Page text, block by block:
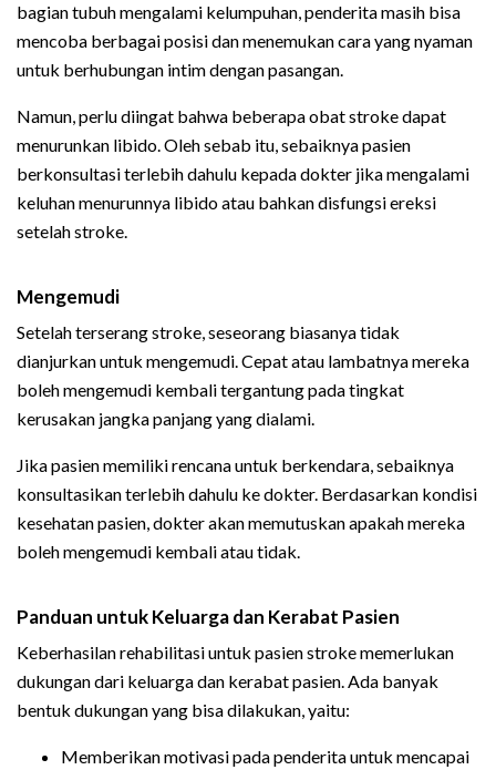
bagian tubuh mengalami kelumpuhan, penderita masih bisa
mencoba berbagai posisi dan menemukan cara yang nyaman
untuk berhubungan intim dengan pasangan.
Namun, perlu diingat bahwa beberapa obat stroke dapat
menurunkan libido. Oleh sebab itu, sebaiknya pasien
berkonsultasi terlebih dahulu kepada dokter jika mengalami
keluhan menurunnya libido atau bahkan disfungsi ereksi
setelah stroke.
Mengemudi
Setelah terserang stroke, seseorang biasanya tidak
dianjurkan untuk mengemudi. Cepat atau lambatnya mereka
boleh mengemudi kembali tergantung pada tingkat
kerusakan jangka panjang yang dialami.
Jika pasien memiliki rencana untuk berkendara, sebaiknya
konsultasikan terlebih dahulu ke dokter. Berdasarkan kondisi
kesehatan pasien, dokter akan memutuskan apakah mereka
boleh mengemudi kembali atau tidak.
Panduan untuk Keluarga dan Kerabat Pasien
Keberhasilan rehabilitasi untuk pasien stroke memerlukan
dukungan dari keluarga dan kerabat pasien. Ada banyak
bentuk dukungan yang bisa dilakukan, yaitu:
Memberikan motivasi pada penderita untuk mencapai